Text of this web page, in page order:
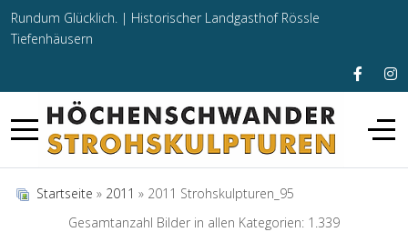
Rundum Glücklich. | Historischer Landgasthof Rössle
Tiefenhäusern
Startseite » 2011 » 2011 Strohskulpturen_95
Gesamtanzahl Bilder in allen Kategorien: 1.339